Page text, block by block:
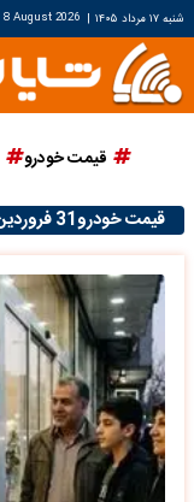
شنبه ۱۷ مرداد ۱۴۰۵ |
8 August 2026
قیمت خودرو
قیمت خودرو31 فروردین